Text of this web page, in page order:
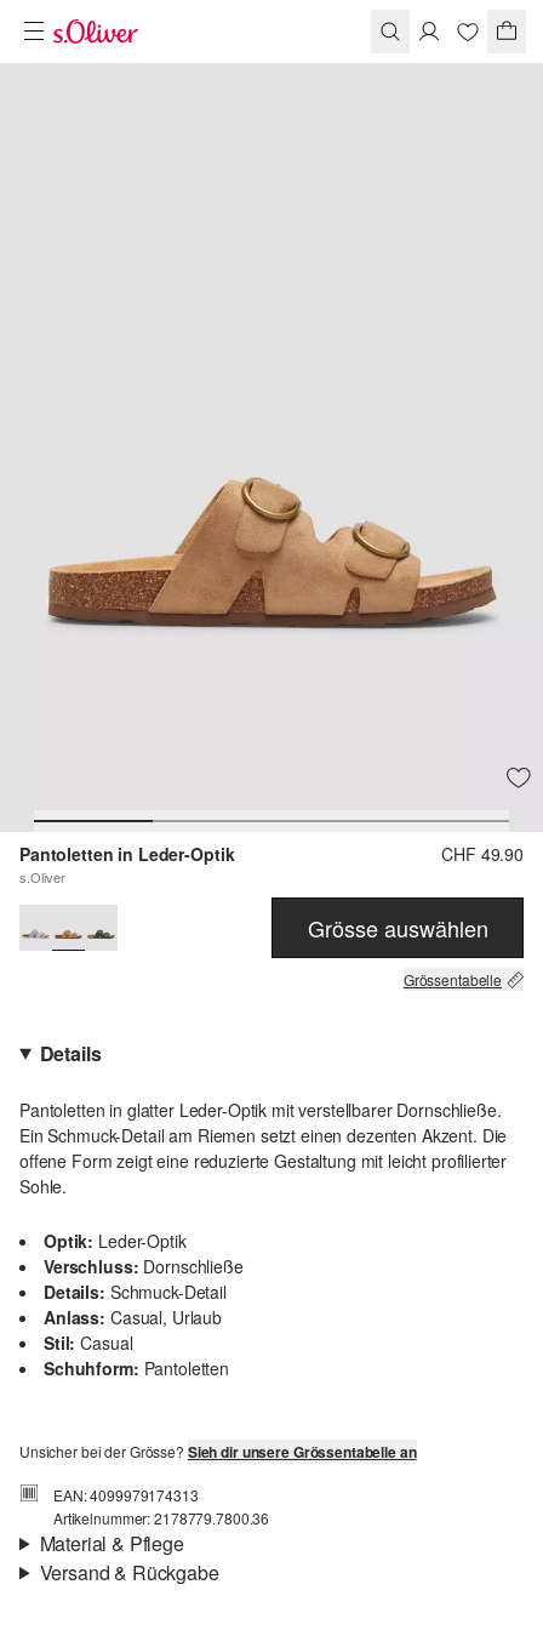
Pantoletten in Leder-Optik
s.Oliver
CHF 49.90
Grösse auswählen
Grössentabelle
Details
Pantoletten in glatter Leder-Optik mit verstellbarer Dornschließe.
Ein Schmuck-Detail am Riemen setzt einen dezenten Akzent. Die
offene Form zeigt eine reduzierte Gestaltung mit leicht profilierter
Sohle.
Optik: Leder-Optik
Verschluss: Dornschließe
Details: Schmuck-Detail
Anlass: Casual, Urlaub
Stil: Casual
Schuhform: Pantoletten
Unsicher bei der Grösse? Sieh dir unsere Grössentabelle an
EAN: 4099979174313
Artikelnummer: 2178779.7800.36
Material & Pflege
Versand & Rückgabe